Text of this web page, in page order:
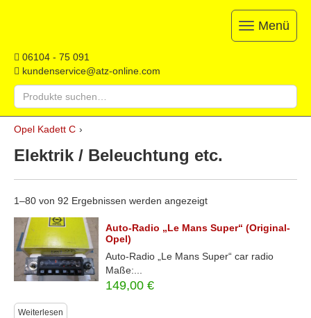
ATZ
Opel-
Ersatzteile
Restauration,
Reparatur
&
Ersatzteile
&
Onlineshop
06104 - 75 091
kundenservice@atz-online.com
Suche
nach:
Toggle
navigation
Menü
Skip
content
Opel Kadett C ›
Elektrik / Beleuchtung etc.
1–80 von 92 Ergebnissen werden angezeigt
Auto-Radio „Le Mans Super“ (Original-
Opel)
Auto-Radio „Le Mans Super“ car radio
Maße:...
149,00€
Weiterlesen